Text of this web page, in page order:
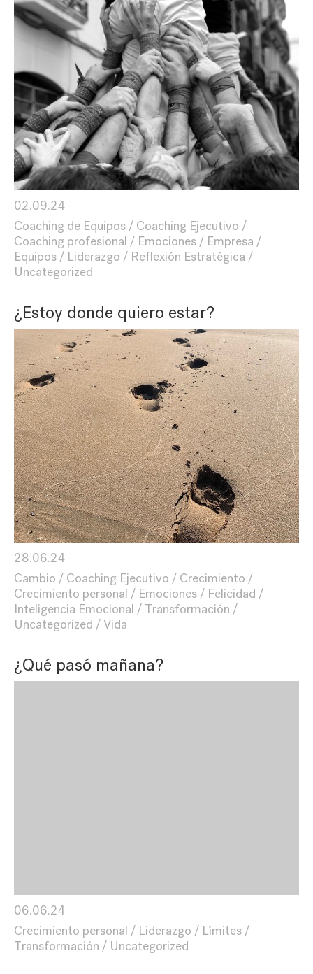
02.09.24
Coaching de Equipos
Coaching Ejecutivo
Coaching profesional
Emociones
Empresa
Equipos
Liderazgo
Reflexión Estratégica
Uncategorized
¿Estoy donde quiero estar?
28.06.24
Cambio
Coaching Ejecutivo
Crecimiento
Crecimiento personal
Emociones
Felicidad
Inteligencia Emocional
Transformación
Uncategorized
Vida
¿Qué pasó mañana?
06.06.24
Crecimiento personal
Liderazgo
Límites
Transformación
Uncategorized